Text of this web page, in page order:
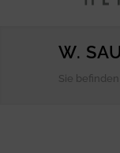
W.
Sie befinden